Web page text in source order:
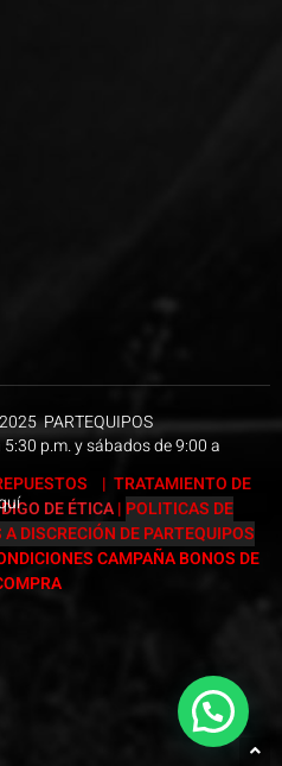
p.m. y sábados de 9:00 a
PARTEQUIPOS
| TRATAMIENTO DE
DE ÉTICA| POLITICAS DE
DISCRECIÓN DE PARTEQUIPOS
CAMPAÑA BONOS DE